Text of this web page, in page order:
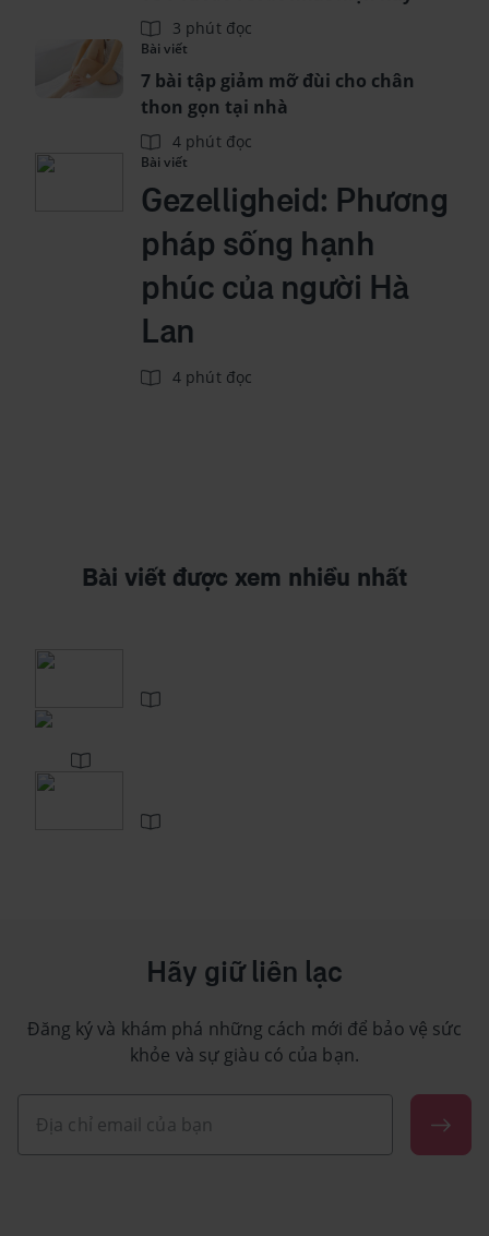
3 phút đọc
Bài viết
7 bài tập giảm mỡ đùi cho chân
thon gọn tại nhà
4 phút đọc
Bài viết
Gezelligheid: Phương
pháp sống hạnh
phúc của người Hà
Lan
4 phút đọc
Bài viết được xem nhiều nhất
Hãy giữ liên lạc
Đăng ký và khám phá những cách mới để bảo vệ sức
khỏe và sự giàu có của bạn.